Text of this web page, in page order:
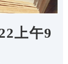
上午9